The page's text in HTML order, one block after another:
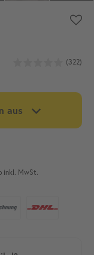
(322)
aus
inkl. MwSt.